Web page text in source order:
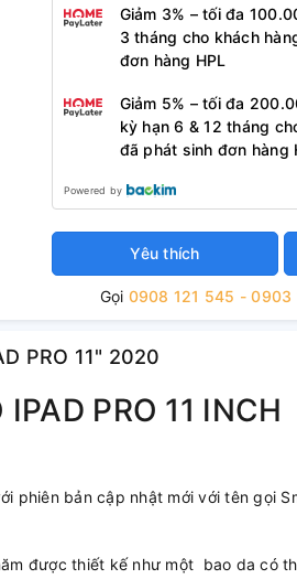
Giảm 3% – tối đa
3 tháng cho khách
đơn hàng HPL
Giảm 5% – tối đa
kỳ hạn 6 & 12 tháng
đã phát sinh đơn hàng
Powered by
Yêu thích
Gọi 0908 121 545 - 0903
PRO 11" 2020
PRO 11 INCH
phiên bản cập nhật mới với tên gọi
được thiết kế như một bao da có